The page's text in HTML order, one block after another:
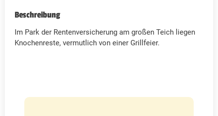
Beschreibung
Im Park der Rentenversicherung am großen Teich liegen
Knochenreste, vermutlich von einer Grillfeier.